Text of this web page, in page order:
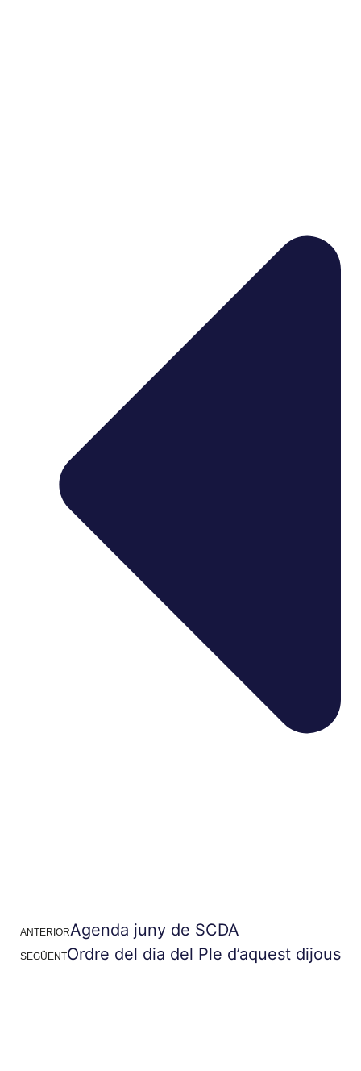
ANTERIORAgenda juny de SCDA
SEGÜENTOrdre del dia del Ple d’aquest dijous